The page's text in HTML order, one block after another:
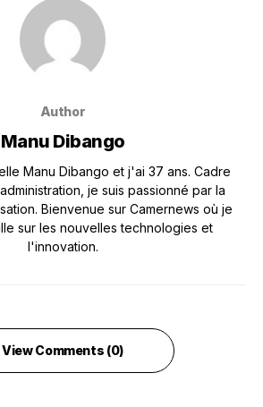
Author
Manu Dibango
Manu Dibango et j'ai 37 ans. Cadre
je suis passionné par la
Bienvenue sur Camernews où je
sur les nouvelles technologies et
l'innovation.
View Comments (0)